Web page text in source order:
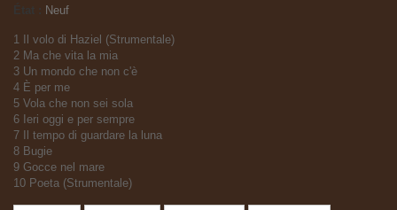
Neuf
1 Il volo di Haziel (Strumentale)
2 Ma che vita la mia
3 Un mondo che non c'è
4 È per me
5 Vola che non sei sola
6 Ieri oggi e per sempre
7 Il tempo di guardare la luna
8 Bugie
9 Gocce nel mare
10 Poeta (Strumentale)